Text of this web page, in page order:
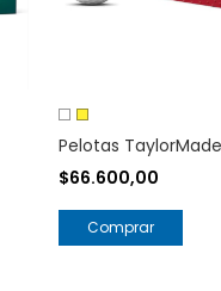
Pelotas
$66.600,00
Comprar